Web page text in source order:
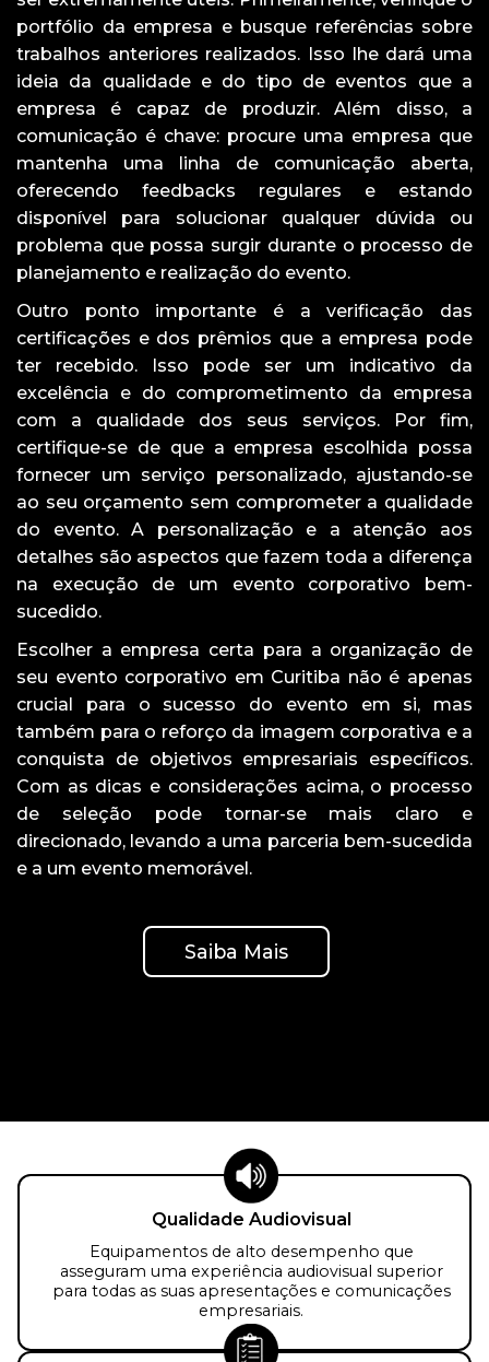
portfólio da empresa e busque referências sobre
trabalhos anteriores realizados. Isso lhe dará uma
ideia da qualidade e do tipo de eventos que a
empresa é capaz de produzir. Além disso, a
comunicação é chave: procure uma empresa que
mantenha uma linha de comunicação aberta,
oferecendo feedbacks regulares e estando
disponível para solucionar qualquer dúvida ou
problema que possa surgir durante o processo de
planejamento e realização do evento.
Outro ponto importante é a verificação das
certificações e dos prêmios que a empresa pode
ter recebido. Isso pode ser um indicativo da
excelência e do comprometimento da empresa
com a qualidade dos seus serviços. Por fim,
certifique-se de que a empresa escolhida possa
fornecer um serviço personalizado, ajustando-se
ao seu orçamento sem comprometer a qualidade
do evento. A personalização e a atenção aos
detalhes são aspectos que fazem toda a diferença
na execução de um evento corporativo bem-
sucedido.
Escolher a empresa certa para a organização de
seu evento corporativo em Curitiba não é apenas
crucial para o sucesso do evento em si, mas
também para o reforço da imagem corporativa e a
conquista de objetivos empresariais específicos.
Com as dicas e considerações acima, o processo
de seleção pode tornar-se mais claro e
direcionado, levando a uma parceria bem-sucedida
e a um evento memorável.
Saiba Mais
Qualidade Audiovisual
Equipamentos de alto desempenho que
asseguram uma experiência audiovisual superior
para todas as suas apresentações e comunicações
empresariais.